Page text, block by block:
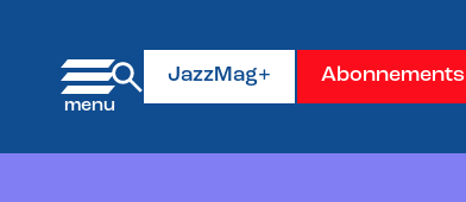
JazzMag+ Abonnements